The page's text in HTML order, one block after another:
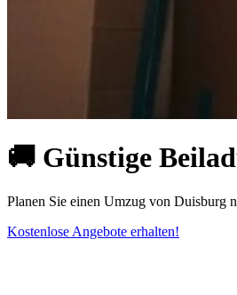
🚚 Günstige
Planen Sie einen Umzug von Duisburg
Kostenlose Angebote erhalten!